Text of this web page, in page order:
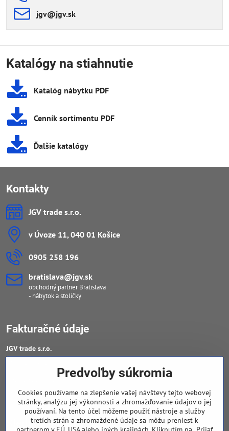
jgv​@jgv​.sk
Katalógy na stiahnutie
Katalóg nábytku PDF
Cenník sortimentu PDF
Ďalšie katalógy
Kontakty
JGV trade s​.r​.o​.
v Úvoze 11, 040 01 Košice
0905 258 196
bratislava​@jgv​.sk
obchodný partner Bratislava
- nábytok a stoličky
Fakturačné údaje
JGV trade s​.r​.o​.
DIČ : 20223652906
IČ DPH : SK 2023652906
Sledujte naše novinky
Predvoľby súkromia
Cookies používame na zlepšenie vašej návštevy tejto webovej
stránky, analýzu jej výkonnosti a zhromažďovanie údajov o jej
používaní. Na tento účel môžeme použiť nástroje a služby
tretích strán a zhromaždené údaje sa môžu preniesť k